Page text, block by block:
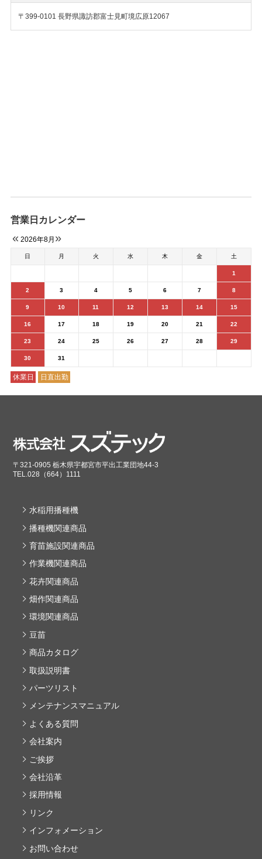
〒399-0101 長野県諏訪郡富士見町境広原12067
営業日カレンダー
«2026年8月 »
日 月 火 水 木 金 土
1
2 3 4 5 6 7 8
9 10 11 12 13 14 15
16 17 18 19 20 21 22
23 24 25 26 27 28 29
30 31
休業日 日直出勤
〒321-0905 栃木県宇都宮市平出工業団地44-3
TEL.028（664）1111
水稲用播種機
播種機関連商品
育苗施設関連商品
作業機関連商品
花卉関連商品
畑作関連商品
環境関連商品
豆苗
商品カタログ
取扱説明書
パーツリスト
メンテナンスマニュアル
よくある質問
会社案内
ご挨拶
会社沿革
採用情報
リンク
インフォメーション
お問い合わせ